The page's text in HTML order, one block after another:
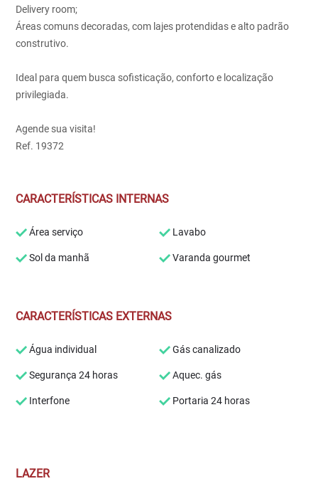
Delivery room;
Áreas comuns decoradas, com lajes protendidas e alto padrão
construtivo.
Ideal para quem busca sofisticação, conforto e localização
privilegiada.
Agende sua visita!
Ref. 19372
CARACTERÍSTICAS INTERNAS
Área serviço Lavabo
Sol da manhã Varanda gourmet
CARACTERÍSTICAS EXTERNAS
Água individual Gás canalizado
Segurança 24 horas Aquec. gás
Interfone Portaria 24 horas
LAZER